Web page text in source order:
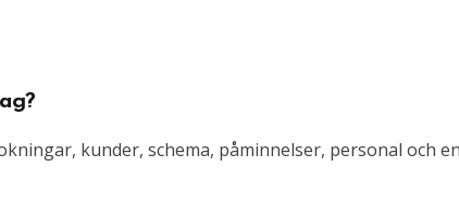
kunder, schema, påminnelser, personal och en